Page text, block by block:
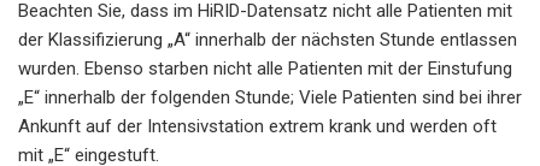
Beachten Sie, dass im HiRID-Datensatz nicht alle Patienten mit
der Klassifizierung „A“ innerhalb der nächsten Stunde entlassen
wurden. Ebenso starben nicht alle Patienten mit der Einstufung
„E“ innerhalb der folgenden Stunde; Viele Patienten sind bei ihrer
Ankunft auf der Intensivstation extrem krank und werden oft
mit „E“ eingestuft.